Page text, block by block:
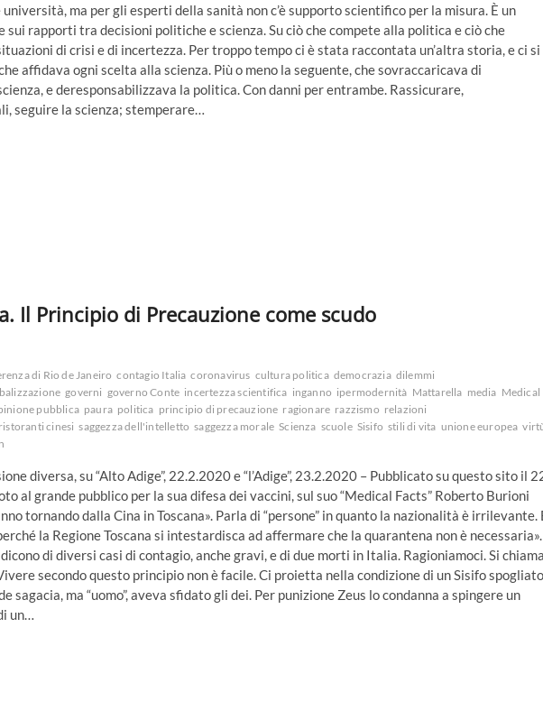
ma per gli esperti della sanità non c’è supporto scientifico per la misura. È un
rapporti tra decisioni politiche e scienza. Su ciò che compete alla politica e ciò che
di crisi e di incertezza. Per troppo tempo ci è stata raccontata un’altra storia, e ci si
affidava ogni scelta alla scienza. Più o meno la seguente, che sovraccaricava di
e deresponsabilizzava la politica. Con danni per entrambe. Rassicurare,
seguire la scienza; stemperare…
Il Principio di Precauzione come scudo
di Rio de Janeiro contagio Italia coronavirus cultura politica democrazia dilemmi
governi governo Conte incertezza scientifica inganno ipermodernità Mattarella media Medical
pubblica paura politica principio di precauzione ragionare razzismo relazioni
ristoranti cinesi saggezza dell'intelletto saggezza morale Scienza scuole Sisifo stili di vita unione europea
diversa, su “Alto Adige”, 22.2.2020 e “l’Adige”, 23.2.2020 – Pubblicato su questo sito il
al grande pubblico per la sua difesa dei vaccini, sul suo “Medical Facts” Roberto Burioni
tornando dalla Cina in Toscana». Parla di “persone” in quanto la nazionalità è irrilevante.
la Regione Toscana si intestardisca ad affermare che la quarantena non è necessaria».
di diversi casi di contagio, anche gravi, e di due morti in Italia. Ragioniamoci. Si chiama
secondo questo principio non è facile. Ci proietta nella condizione di un Sisifo spogliato
sagacia, ma “uomo”, aveva sfidato gli dei. Per punizione Zeus lo condanna a spingere un
un…